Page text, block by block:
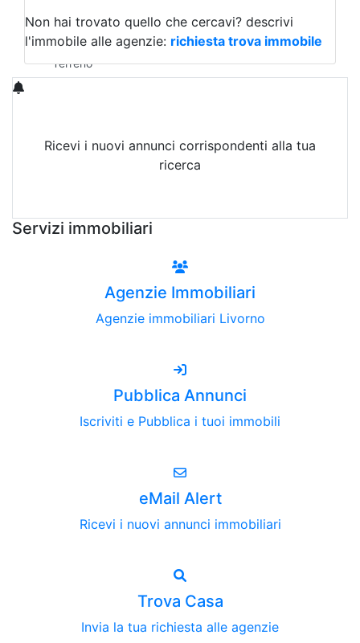
Qualsiasi
Terreno edificabile
Terreno
Non hai trovato quello che cercavi? descrivi
l'immobile alle agenzie: richiesta trova immobile
Ricevi i nuovi annunci corrispondenti alla tua
ricerca
Servizi immobiliari
Agenzie Immobiliari
Agenzie immobiliari Livorno
Pubblica Annunci
Iscriviti e Pubblica i tuoi immobili
eMail Alert
Ricevi i nuovi annunci immobiliari
Trova Casa
Invia la tua richiesta alle agenzie